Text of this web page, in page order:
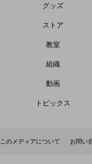
グッズ
ストア
教室
組織
動画
トピックス
このメディアについて お問い